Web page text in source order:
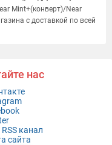
Mint+(конверт)/Near
с доставкой по всей
нас
канал
сайта